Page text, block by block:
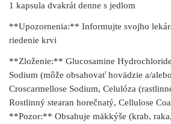
1 kapsula dvakrát denne s jedlom
**Upozornenia:** Informujte svojho
riedenie krvi
**Zloženie:** Glucosamine
Sodium (môže obsahovať hovädzie a/
Croscarmellose Sodium, Celulóza
Rostlinný stearan horečnatý, Cellulose
**Pozor:** Obsahuje mäkkýše (krab,